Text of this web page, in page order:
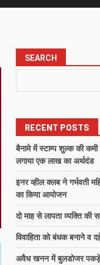
SEARCH
RECENT POSTS
बैनामे में स्टाम्प शुल्क की
लगाया एक लाख का अर्थदंड
इनर व्हील क्लब ने गर्भवती
का किया आयोजन
दो माह से लापता व्यक्ति की
विवाहिता को बंधक बनाने व
अवैध खनन में बुलडोजर पकड़े